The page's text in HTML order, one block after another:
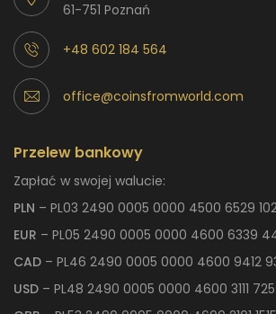
61-751 Poznań
+48 602 184 564
office@coinsfromworld.com
Przelew bankowy
Zapłać w swojej walucie:
PLN – PL03 2490 0005 0000 4500 6529
EUR – PL05 2490 0005 0000 4600 6339
CAD – PL46 2490 0005 0000 4600 9412
USD – PL48 2490 0005 0000 4600 3111